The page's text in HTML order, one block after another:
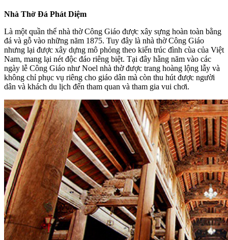
Nhà Thờ Đá Phát Diệm
Là một quần thể nhà thờ Công Giáo được xây sựng hoàn toàn bằng
đá và gỗ vào những năm 1875. Tuy đây là nhà thờ Công Giáo
nhưng lại được xây dựng mô phỏng theo kiến trúc đình cùa của Việt
Nam, mang lại nét độc đáo riêng biệt. Tại đây hằng năm vào các
ngày lễ Công Giáo như Noel nhà thờ được trang hoàng lộng lẫy và
không chỉ phục vụ riêng cho giáo dân mà còn thu hút được người
dân và khách du lịch đến tham quan và tham gia vui chơi.